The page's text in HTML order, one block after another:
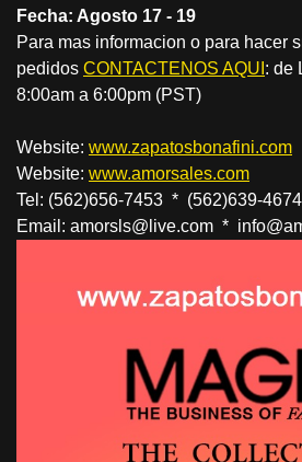
Fecha: Agosto 17 - 19
Para mas informacion o para hacer
pedidos CONTACTENOS AQUI : de
8:00am a 6:00pm (PST)
Website: www.zapatosbonafini.com
Website: www.amorsales.com
Tel: (562)656-7453 * (562)639-4674
Email: amorsls@live.com *